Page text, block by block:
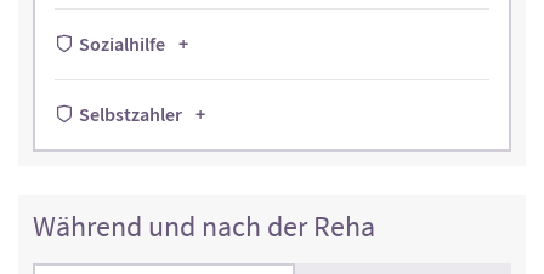
Sozialhilfe
Selbstzahler
Während und nach der Reha